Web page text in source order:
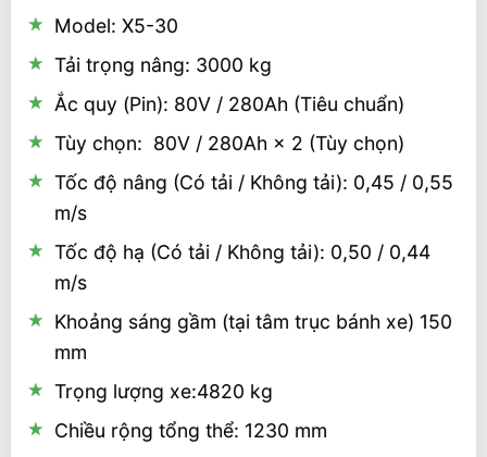
Model: X5-30
Tải trọng nâng: 3000 kg
Ắc quy (Pin): 80V / 280Ah (Tiêu chuẩn)
Tùy chọn: 80V / 280Ah × 2 (Tùy chọn)
Tốc độ nâng (Có tải / Không tải): 0,45 / 0,55
m/s
Tốc độ hạ (Có tải / Không tải): 0,50 / 0,44
m/s
Khoảng sáng gầm (tại tâm trục bánh xe) 150
mm
Trọng lượng xe:4820 kg
Chiều rộng tổng thể: 1230 mm